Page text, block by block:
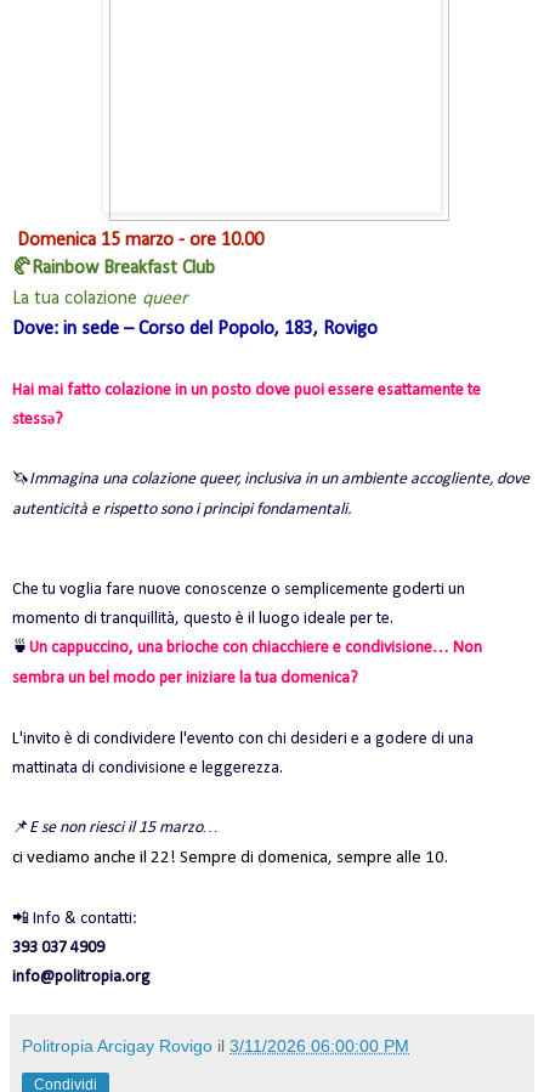
Domenica 15 marzo - ore 10.00
🥐Rainbow Breakfast Club
La tua colazione queer
Dove: in sede – Corso del Popolo, 183, Rovigo
Hai mai fatto colazione in un posto dove puoi essere esattamente te
stessə?
🦄Immagina una colazione queer, inclusiva in un ambiente accogliente, dove
autenticità e rispetto sono i principi fondamentali.
Che tu voglia fare nuove conoscenze o semplicemente goderti un
momento di tranquillità, questo è il luogo ideale per te.
🍵 Un cappuccino, una brioche con chiacchiere e condivisione… Non
sembra un bel modo per iniziare la tua domenica?
L'invito è di condividere l'evento con chi desideri e a godere di una
mattinata di condivisione e leggerezza.
📌E se non riesci il 15 marzo…
ci vediamo anche il 22! Sempre di domenica, sempre alle 10.
📲 Info & contatti:
393 037 4909
info@politropia.org
Politropia Arcigay Rovigo il 3/11/2026 06:00:00 PM
Condividi